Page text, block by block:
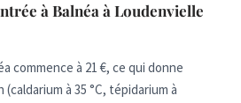
à Balnéa à Loudenvielle
commence à 21 €, ce qui donne
à 35 °C, tépidarium à